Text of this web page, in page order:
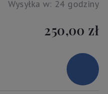
Wysyłka w: 24 godziny
250,00 zł